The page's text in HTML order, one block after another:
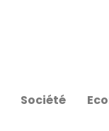
Société